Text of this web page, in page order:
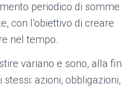
periodico di somme
con l’obiettivo di creare
nel tempo.
variano e sono, alla fin
azioni, obbligazioni,